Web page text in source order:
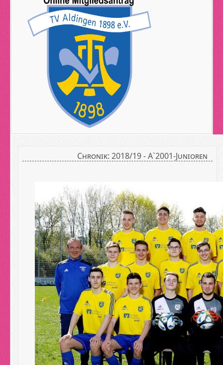
Chronik: 2018/19 - A`2001-Junioren